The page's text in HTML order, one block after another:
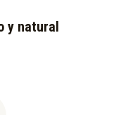
y natural